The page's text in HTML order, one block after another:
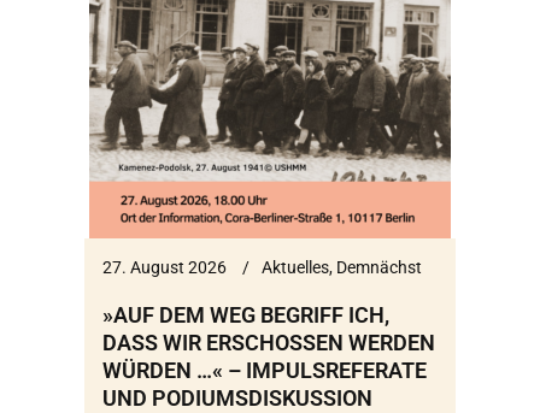
27. August 2026 Aktuelles, Demnächst
»AUF DEM WEG BEGRIFF ICH,
DASS WIR ERSCHOSSEN WERDEN
WÜRDEN …« – IMPULSREFERATE
UND PODIUMSDISKUSSION